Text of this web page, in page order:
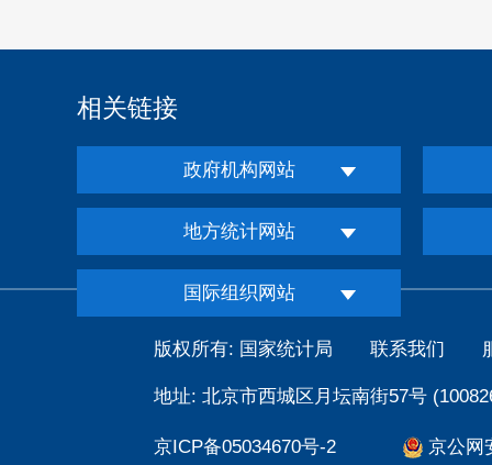
相关链接
政府机构网站
地方统计网站
国际组织网站
版权所有: 国家统计局 联系我们
地址: 北京市西城区月坛南街57号
京ICP备05034670号-2 京公网